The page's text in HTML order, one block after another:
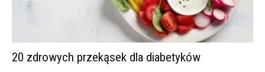
20 zdrowych przekąsek dla diabetyków